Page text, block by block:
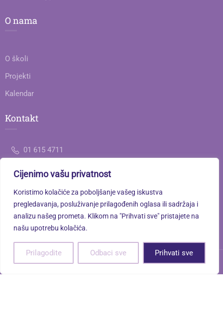
Cijenimo vašu privatnost
Koristimo kolačiće za poboljšanje vašeg iskustva
pregledavanja, posluživanje prilagođenih oglasa ili sadržaja i
analizu našeg prometa. Klikom na "Prihvati sve" pristajete na
našu upotrebu kolačića.
Prilagodite Odbaci sve Prihvati sve
O nama
O školi
Projekti
Kalendar
Kontakt
01 615 4711
ured@gimnazija-jedanaesta-zg.skole.hr
Savska cesta 77, 10000 Zagreb